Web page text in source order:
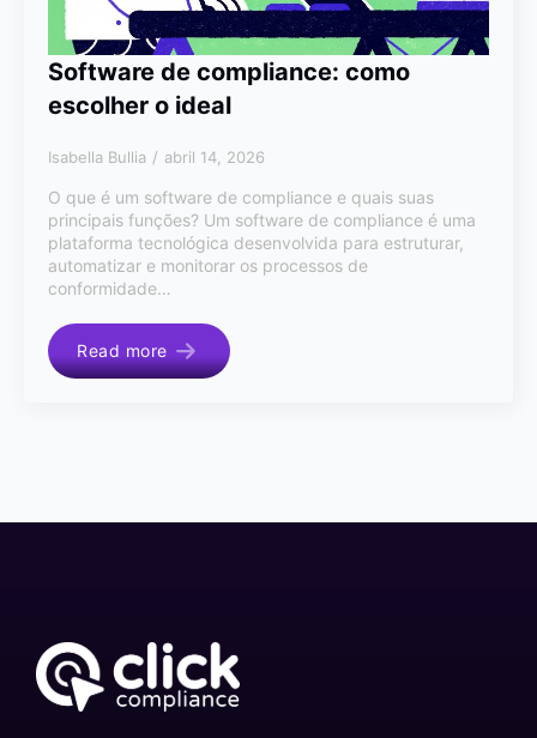
Software de compliance: como
escolher o ideal
Isabella Bullia abril 14, 2026
O que é um software de compliance e quais suas
principais funções? Um software de compliance é uma
plataforma tecnológica desenvolvida para estruturar,
automatizar e monitorar os processos de
conformidade…
Read more